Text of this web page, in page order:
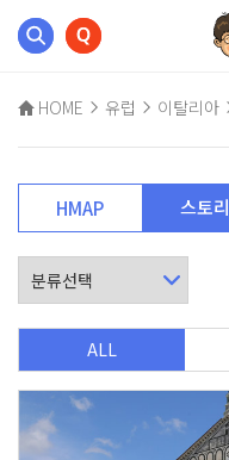
HOME 유럽 이탈리아
HMAP 스토리
ALL